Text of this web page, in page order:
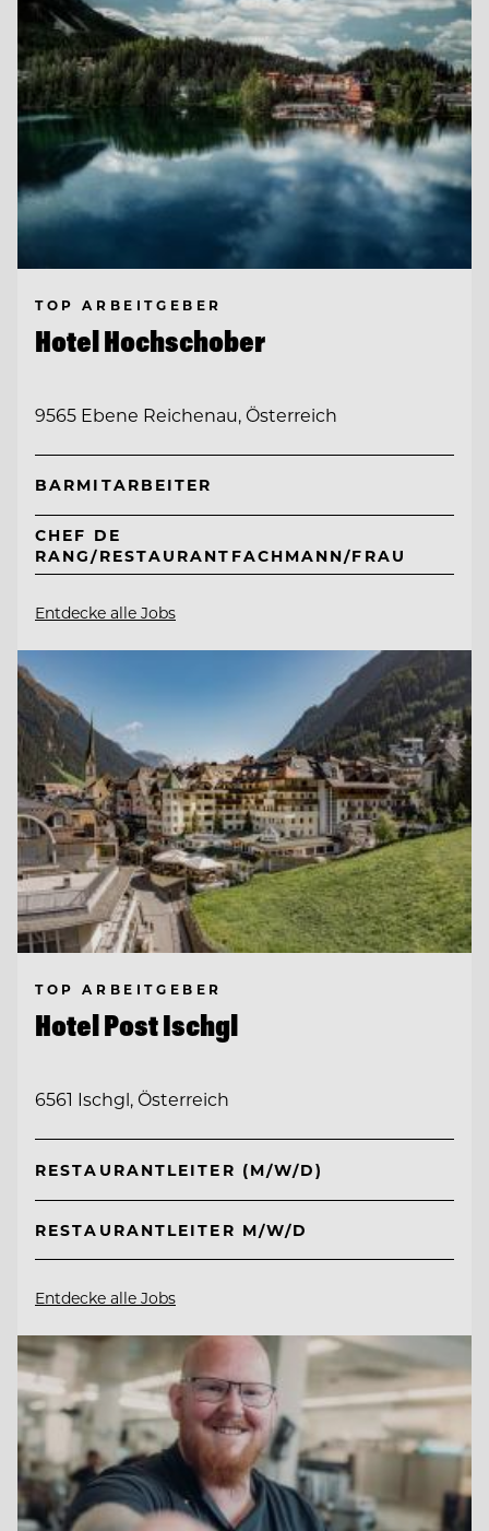
TOP ARBEITGEBER
Hotel Hochschober
9565 Ebene Reichenau, Österreich
BARMITARBEITER
CHEF DE
RANG/RESTAURANTFACHMANN/FRAU
Entdecke alle Jobs
TOP ARBEITGEBER
Hotel Post Ischgl
6561 Ischgl, Österreich
RESTAURANTLEITER (M/W/D)
RESTAURANTLEITER M/W/D
Entdecke alle Jobs